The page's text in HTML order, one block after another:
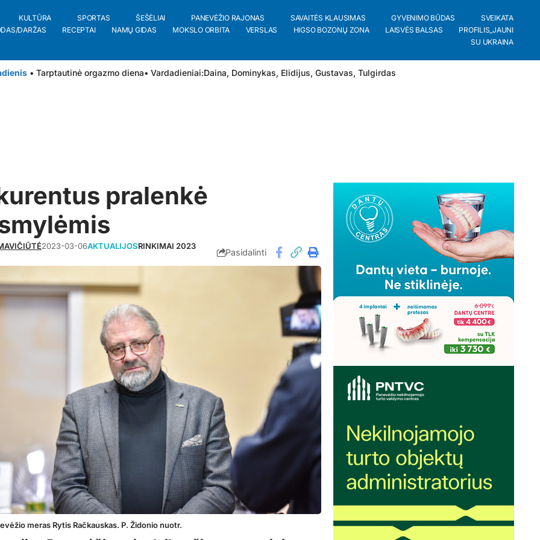
KULTŪRA SPORTAS ŠEŠĖLIAI PANEVĖŽIO RAJONAS SAVAITĖS KLAUSIMAS GYVENIMO BŪDAS
SVEIKATA
DARŽAS
RECEPTAI NAMŲ GIDAS MOKSLO ORBITA VERSLAS HIGSO BOZONŲ ZONA LAISVĖS BALSAS
PROFILIS_JAUNI
SU UKRAINA
• Tarptautinė orgazmo diena• Vardadieniai:Daina, Dominykas, Elidijus, Gustavas, Tulgirdas
pralenkė
2023-03-06AKTUALIJOSRINKIMAI 2023
Pasidalinti
meras Rytis Račkauskas. P. Židonio nuotr.